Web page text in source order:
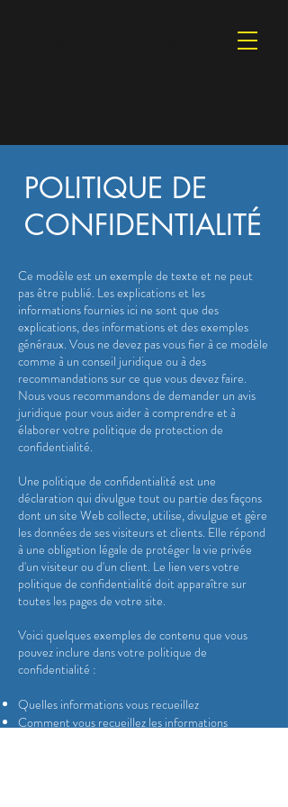
POLITIQUE DE
CONFIDENTIALITÉ
Ce modèle est un exemple de texte et ne peut
pas être publié. Les explications et les
informations fournies ici ne sont que des
explications, des informations et des exemples
généraux. Vous ne devez pas vous fier à ce modèle
comme à un conseil juridique ou à des
recommandations sur ce que vous devez faire.
Nous vous recommandons de demander un avis
juridique pour vous aider à comprendre et à
élaborer votre politique de protection de
confidentialité.
Une politique de confidentialité est une
déclaration qui divulgue tout ou partie des façons
dont un site Web collecte, utilise, divulgue et gère
les données de ses visiteurs et clients. Elle répond
à une obligation légale de protéger la vie privée
d'un visiteur ou d'un client. Le lien vers votre
politique de confidentialité doit apparaître sur
toutes les pages de votre site.
Voici quelques exemples de contenu que vous
pouvez inclure dans votre politique de
confidentialité :
Quelles informations vous recueillez
Comment vous recueillez les informations